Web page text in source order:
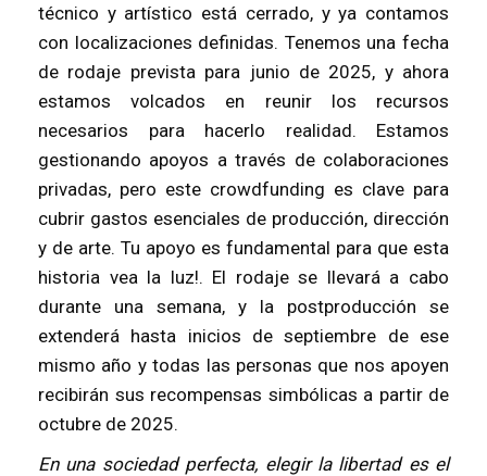
técnico y artístico está cerrado, y ya contamos
con localizaciones definidas. Tenemos una fecha
de rodaje prevista para junio de 2025, y ahora
estamos volcados en reunir los recursos
necesarios para hacerlo realidad. Estamos
gestionando apoyos a través de colaboraciones
privadas, pero este crowdfunding es clave para
cubrir gastos esenciales de producción, dirección
y de arte. Tu apoyo es fundamental para que esta
historia vea la luz!. El rodaje se llevará a cabo
durante una semana, y la postproducción se
extenderá hasta inicios de septiembre de ese
mismo año y todas las personas que nos apoyen
recibirán sus recompensas simbólicas a partir de
octubre de 2025.
En una sociedad perfecta, elegir la libertad es el